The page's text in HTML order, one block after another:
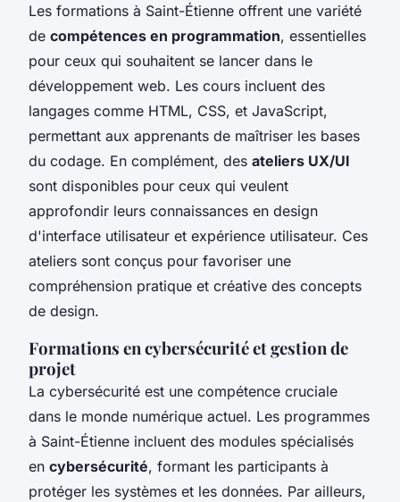
Les formations à Saint-Étienne offrent une variété
de compétences en programmation, essentielles
pour ceux qui souhaitent se lancer dans le
développement web. Les cours incluent des
langages comme HTML, CSS, et JavaScript,
permettant aux apprenants de maîtriser les bases
du codage. En complément, des ateliers UX/UI
sont disponibles pour ceux qui veulent
approfondir leurs connaissances en design
d'interface utilisateur et expérience utilisateur. Ces
ateliers sont conçus pour favoriser une
compréhension pratique et créative des concepts
de design.
Formations en cybersécurité et gestion de
projet
La cybersécurité est une compétence cruciale
dans le monde numérique actuel. Les programmes
à Saint-Étienne incluent des modules spécialisés
en cybersécurité, formant les participants à
protéger les systèmes et les données. Par ailleurs,